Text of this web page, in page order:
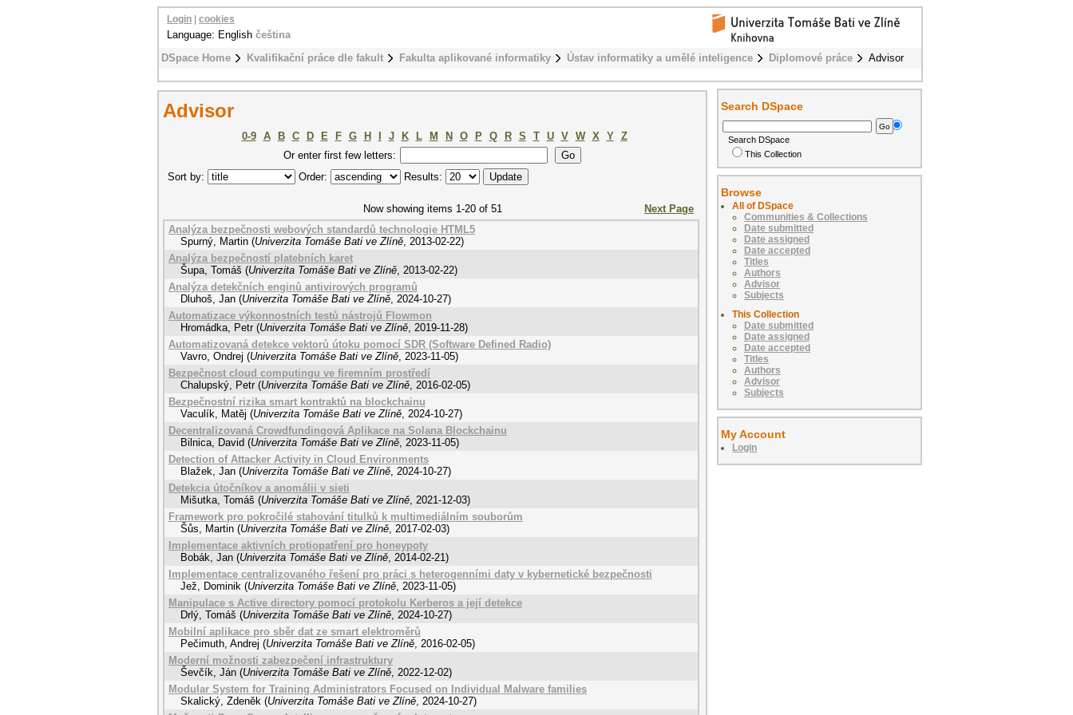
DSpace Home Kvalifikační práce dle fakult Fakulta aplikované informatiky Ústav informatiky a umělé inteligence Diplomové práce Advisor
Login cookies
Language: English čeština
Advisor
0-9 A B C D E F G H J K L M N O P Q R S T U V W X Y
Z
Or enter first few letters:
Sort by:
Order: Results:
Now showing items 1-20 of 51
Next Page
Analýza bezpečnosti webových standardů technologie HTML5
Spurný, Martin (Univerzita Tomáše Bati ve Zlíně, 2013-02-22)
Analýza bezpečností platebních karet
Šupa, Tomáš (Univerzita Tomáše Bati ve Zlíně, 2013-02-22)
Analýza detekčních enginů antivirových programů
Dluhoš, Jan (Univerzita Tomáše Bati ve Zlíně, 2024-10-27)
Automatizace výkonnostních testů nástrojů Flowmon
Hromádka, Petr (Univerzita Tomáše Bati ve Zlíně, 2019-11-28)
Automatizovaná detekce vektorů útoku pomocí SDR (Software Defined Radio)
Vavro, Ondrej (Univerzita Tomáše Bati ve Zlíně, 2023-11-05)
Bezpečnost cloud computingu ve firemním prostředí
Chalupský, Petr (Univerzita Tomáše Bati ve Zlíně, 2016-02-05)
Bezpečnostní rizika smart kontraktů na blockchainu
Vaculík, Matěj (Univerzita Tomáše Bati ve Zlíně, 2024-10-27)
Decentralizovaná Crowdfundingová Aplikace na Solana Blockchainu
Bilnica, David (Univerzita Tomáše Bati ve Zlíně, 2023-11-05)
Detection of Attacker Activity in Cloud Environments
Blažek, Jan (Univerzita Tomáše Bati ve Zlíně, 2024-10-27)
Detekcia útočníkov a anomálii v sieti
Mišutka, Tomáš (Univerzita Tomáše Bati ve Zlíně, 2021-12-03)
Framework pro pokročilé stahování titulků k multimediálním souborům
Šůs, Martin (Univerzita Tomáše Bati ve Zlíně, 2017-02-03)
Implementace aktivních protiopatření pro honeypoty
Bobák, Jan (Univerzita Tomáše Bati ve Zlíně, 2014-02-21)
Implementace centralizovaného řešení pro práci s heterogenními daty v kybernetické bezpečnosti
Jež, Dominik (Univerzita Tomáše Bati ve Zlíně, 2023-11-05)
Manipulace s Active directory pomocí protokolu Kerberos a její detekce
Drlý, Tomáš (Univerzita Tomáše Bati ve Zlíně, 2024-10-27)
Mobilní aplikace pro sběr dat ze smart elektroměrů
Pečimuth, Andrej (Univerzita Tomáše Bati ve Zlíně, 2016-02-05)
Moderní možnosti zabezpečení infrastruktury
Ševčík, Ján (Univerzita Tomáše Bati ve Zlíně, 2022-12-02)
Modular System for Training Administrators Focused on Individual Malware families
Skalický, Zdeněk (Univerzita Tomáše Bati ve Zlíně, 2024-10-27)
Search DSpace
Search DSpace
This Collection
Browse
All of DSpace
Communities & Collections
Date submitted
Date assigned
Date accepted
Titles
Authors
Advisor
Subjects
This Collection
Date submitted
Date assigned
Date accepted
Titles
Authors
Advisor
Subjects
My Account
Login